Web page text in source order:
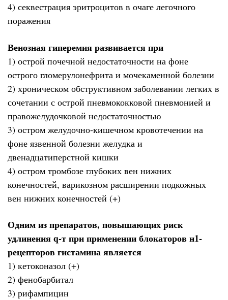
4) секвестрация эритроцитов в очаге легочного
поражения
Венозная гиперемия развивается при
1) острой почечной недостаточности на фоне
острого гломерулонефрита и мочекаменной болезни
2) хроническом обструктивном заболевании легких в
сочетании с острой пневмококковой пневмонией и
правожелудочковой недостаточностью
3) остром желудочно-кишечном кровотечении на
фоне язвенной болезни желудка и
двенадцатиперстной кишки
4) остром тромбозе глубоких вен нижних
конечностей, варикозном расширении подкожных
вен нижних конечностей (+)
Одним из препаратов, повышающих риск
удлинения q-т при применении блокаторов н1-
рецепторов гистамина является
1) кетоконазол (+)
2) фенобарбитал
3) рифампицин